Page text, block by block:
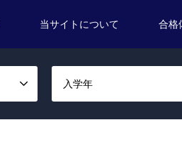
当サイトについて 合格
入学年